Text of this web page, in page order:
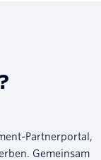
Partnerportal,
Gemeinsam